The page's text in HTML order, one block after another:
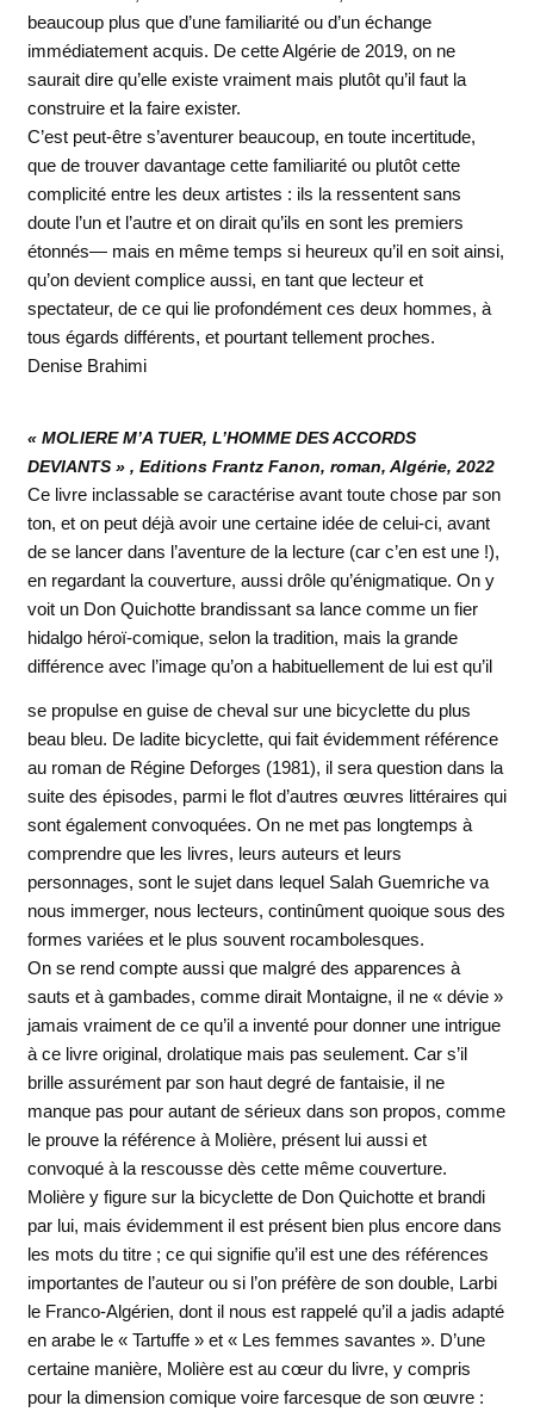
beaucoup plus que d’une familiarité ou d’un échange
immédiatement acquis. De cette Algérie de 2019, on ne
saurait dire qu’elle existe vraiment mais plutôt qu’il faut la
construire et la faire exister.
C’est peut-être s’aventurer beaucoup, en toute incertitude,
que de trouver davantage cette familiarité ou plutôt cette
complicité entre les deux artistes : ils la ressentent sans
doute l’un et l’autre et on dirait qu’ils en sont les premiers
étonnés— mais en même temps si heureux qu’il en soit ainsi,
qu’on devient complice aussi, en tant que lecteur et
spectateur, de ce qui lie profondément ces deux hommes, à
tous égards différents, et pourtant tellement proches.
Denise Brahimi
« MOLIERE M’A TUER, L’HOMME DES ACCORDS
DEVIANTS » , Editions Frantz Fanon, roman, Algérie, 2022
Ce livre inclassable se caractérise avant toute chose par son
ton, et on peut déjà avoir une certaine idée de celui-ci, avant
de se lancer dans l’aventure de la lecture (car c’en est une !),
en regardant la couverture, aussi drôle qu’énigmatique. On y
voit un Don Quichotte brandissant sa lance comme un fier
hidalgo héroï-comique, selon la tradition, mais la grande
différence avec l’image qu’on a habituellement de lui est qu’il
se propulse en guise de cheval sur une bicyclette du plus
beau bleu. De ladite bicyclette, qui fait évidemment référence
au roman de Régine Deforges (1981), il sera question dans la
suite des épisodes, parmi le flot d’autres œuvres littéraires qui
sont également convoquées. On ne met pas longtemps à
comprendre que les livres, leurs auteurs et leurs
personnages, sont le sujet dans lequel Salah Guemriche va
nous immerger, nous lecteurs, continûment quoique sous des
formes variées et le plus souvent rocambolesques.
On se rend compte aussi que malgré des apparences à
sauts et à gambades, comme dirait Montaigne, il ne « dévie »
jamais vraiment de ce qu’il a inventé pour donner une intrigue
à ce livre original, drolatique mais pas seulement. Car s’il
brille assurément par son haut degré de fantaisie, il ne
manque pas pour autant de sérieux dans son propos, comme
le prouve la référence à Molière, présent lui aussi et
convoqué à la rescousse dès cette même couverture.
Molière y figure sur la bicyclette de Don Quichotte et brandi
par lui, mais évidemment il est présent bien plus encore dans
les mots du titre ; ce qui signifie qu’il est une des références
importantes de l’auteur ou si l’on préfère de son double, Larbi
le Franco-Algérien, dont il nous est rappelé qu’il a jadis adapté
en arabe le « Tartuffe » et « Les femmes savantes ». D’une
certaine manière, Molière est au cœur du livre, y compris
pour la dimension comique voire farcesque de son œuvre :